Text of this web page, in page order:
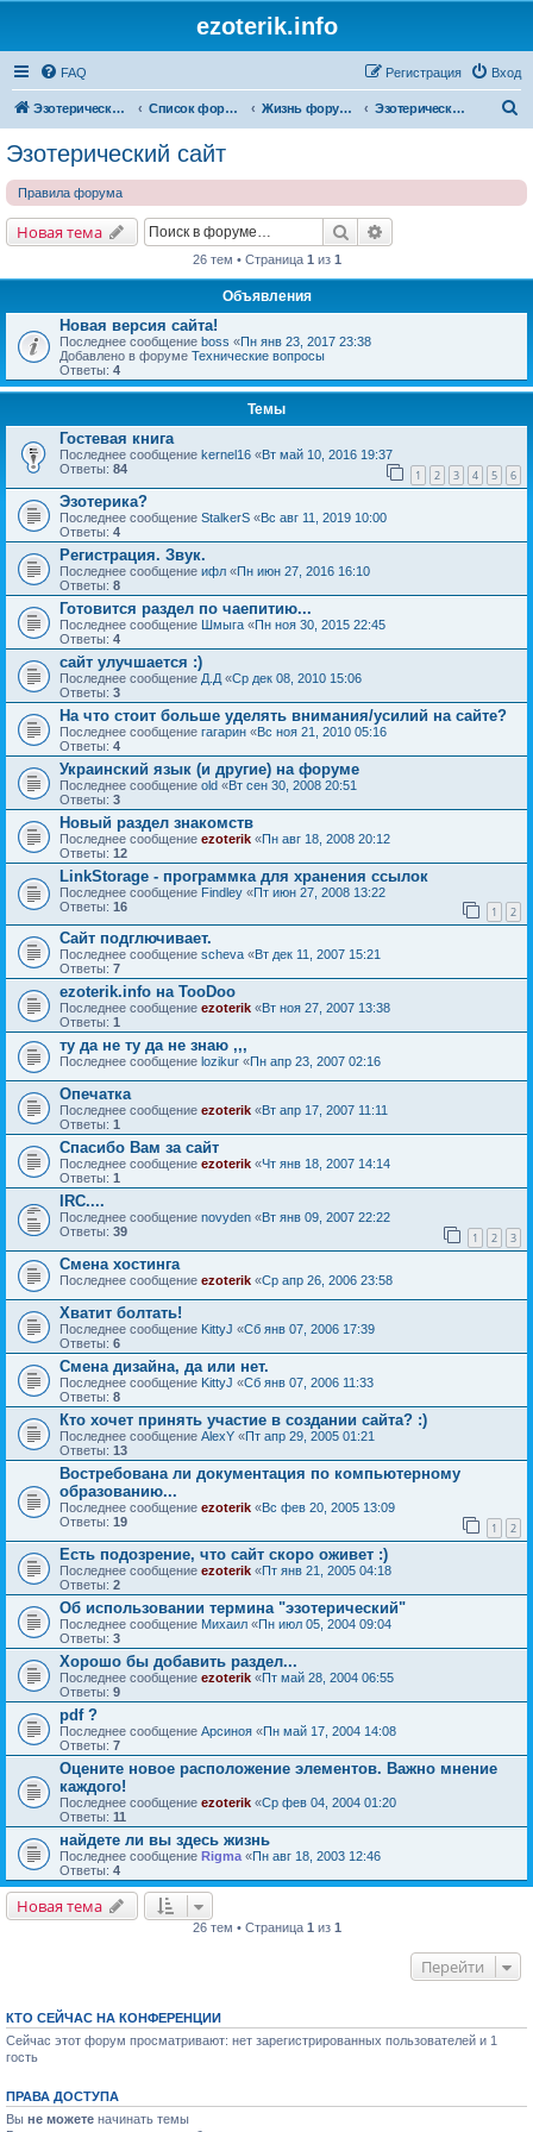
ezoterik.info
FAQ Вход
Регистрация
Эзотерический сайт Список форумов Жизнь форума и сайта Эзотерический сайт
Эзотерический сайт
Правила форума
Новая тема Поиск
26 тем • Страница 1 из 1
Объявления
Новая версия сайта!
Последнее сообщение boss «Пн янв 23, 2017 23:38
Добавлено в форуме Технические вопросы
Ответы: 4
Темы
Гостевая книга
Последнее сообщение kernel16 «Вт май 10, 2016 19:37
Ответы: 84 1 2 3 4 5 6
Эзотерика?
Последнее сообщение StalkerS «Вс авг 11, 2019 10:00
Ответы: 4
Регистрация. Звук.
Последнее сообщение ифл «Пн июн 27, 2016 16:10
Ответы: 8
Готовится раздел по чаепитию...
Последнее сообщение Шмыга «Пн ноя 30, 2015 22:45
Ответы: 4
сайт улучшается :)
Последнее сообщение Д.Д «Ср дек 08, 2010 15:06
Ответы: 3
На что стоит больше уделять внимания/усилий на сайте?
Последнее сообщение гагарин «Вс ноя 21, 2010 05:16
Ответы: 4
Украинский язык (и другие) на форуме
Последнее сообщение old «Вт сен 30, 2008 20:51
Ответы: 3
Новый раздел знакомств
Последнее сообщение ezoterik «Пн авг 18, 2008 20:12
Ответы: 12
LinkStorage - программка для хранения ссылок
Последнее сообщение Findley «Пт июн 27, 2008 13:22
Ответы: 16 1 2
Сайт подглючивает.
Последнее сообщение sсheva «Вт дек 11, 2007 15:21
Ответы: 7
ezoterik.info на TooDoo
Последнее сообщение ezoterik «Вт ноя 27, 2007 13:38
Ответы: 1
ту да не ту да не знаю ,,,
Последнее сообщение lozikur «Пн апр 23, 2007 02:16
Опечатка
Последнее сообщение ezoterik «Вт апр 17, 2007 11:11
Ответы: 1
Спасибо Вам за сайт
Последнее сообщение ezoterik «Чт янв 18, 2007 14:14
Ответы: 1
IRC....
Последнее сообщение novyden «Вт янв 09, 2007 22:22
Ответы: 39 1 2 3
Смена хостинга
Последнее сообщение ezoterik «Ср апр 26, 2006 23:58
Хватит болтать!
Последнее сообщение KittyJ «Сб янв 07, 2006 17:39
Ответы: 6
Смена дизайна, да или нет.
Последнее сообщение KittyJ «Сб янв 07, 2006 11:33
Ответы: 8
Кто хочет принять участие в создании сайта? :)
Последнее сообщение AlexY «Пт апр 29, 2005 01:21
Ответы: 13
Востребована ли документация по компьютерному
образованию...
Последнее сообщение ezoterik «Вс фев 20, 2005 13:09
Ответы: 19 1 2
Есть подозрение, что сайт скоро оживет :)
Последнее сообщение ezoterik «Пт янв 21, 2005 04:18
Ответы: 2
Об использовании термина "эзотерический"
Последнее сообщение Михаил «Пн июл 05, 2004 09:04
Ответы: 3
Хорошо бы добавить раздел...
Последнее сообщение ezoterik «Пт май 28, 2004 06:55
Ответы: 9
pdf ?
Последнее сообщение Арсиноя «Пн май 17, 2004 14:08
Ответы: 7
Оцените новое расположение элементов. Важно мнение
каждого!
Последнее сообщение ezoterik «Ср фев 04, 2004 01:20
Ответы: 11
найдете ли вы здесь жизнь
Последнее сообщение Rigma «Пн авг 18, 2003 12:46
Ответы: 4
Новая тема
26 тем • Страница 1 из 1
Перейти
КТО СЕЙЧАС НА КОНФЕРЕНЦИИ
Сейчас этот форум просматривают: нет зарегистрированных пользователей и 1
гость
ПРАВА ДОСТУПА
Вы не можете начинать темы